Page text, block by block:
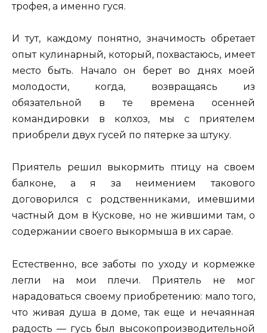
трофея, а именно гуся.
И тут, каждому понятно, значимость обретает
опыт кулинарный, который, похвастаюсь, имеет
место быть. Начало он берет во днях моей
молодости, когда, возвращаясь из
обязательной в те времена осенней
командировки в колхоз, мы с приятелем
приобрели двух гусей по пятерке за штуку.
Приятель решил выкормить птицу на своем
балконе, а я за неимением такового
договорился с родственниками, имевшими
частный дом в Кускове, но не жившими там, о
содержании своего выкормыша в их сарае.
Естественно, все заботы по уходу и кормежке
легли на мои плечи. Приятель не мог
нарадоваться своему приобретению: мало того,
что живая душа в доме, так еще и нечаянная
радость — гусь был высокопроизводительной